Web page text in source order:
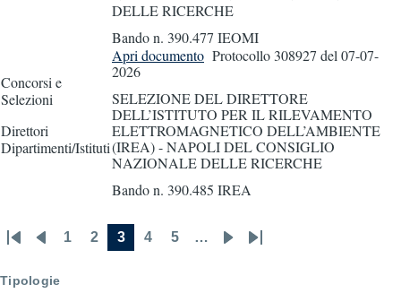
DELLE RICERCHE
Bando n. 390.477 IEOMI
Concorsi e
Selezioni
Direttori
Dipartimenti/Istituti
Apri documento Protocollo 308927 del 07-07-
2026
SELEZIONE DEL DIRETTORE
DELL’ISTITUTO PER IL RILEVAMENTO
ELETTROMAGNETICO DELL’AMBIENTE
(IREA) - NAPOLI DEL CONSIGLIO
NAZIONALE DELLE RICERCHE
Bando n. 390.485 IREA
First
page
Previous
page
1
Page
2
Current
3 4 5 …
Next Last
Tipologie